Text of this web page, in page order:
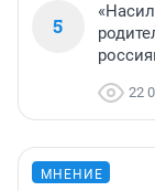
5
22
МНЕНИЕ